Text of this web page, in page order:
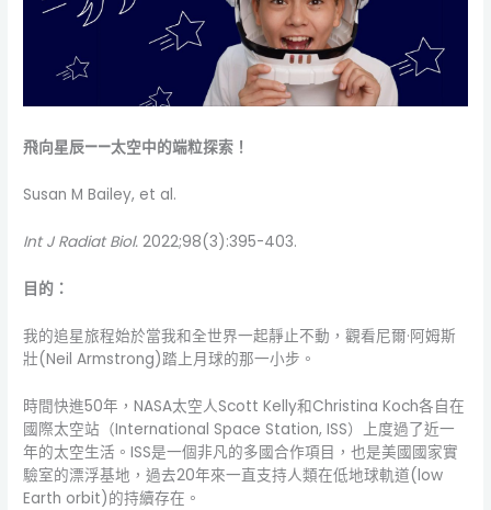
飛向星辰——太空中的端粒探索！
Susan M Bailey, et al.
Int J Radiat Biol. 2022;98(3):395-403.
目的：
我的追星旅程始於當我和全世界一起靜止不動，觀看尼爾·阿姆斯
壯(Neil Armstrong)踏上月球的那一小步。
時間快進50年，NASA太空人Scott Kelly和Christina Koch各自在
國際太空站（International Space Station, ISS）上度過了近一
年的太空生活。ISS是一個非凡的多國合作項目，也是美國國家實
驗室的漂浮基地，過去20年來一直支持人類在低地球軌道(low
Earth orbit)的持續存在。